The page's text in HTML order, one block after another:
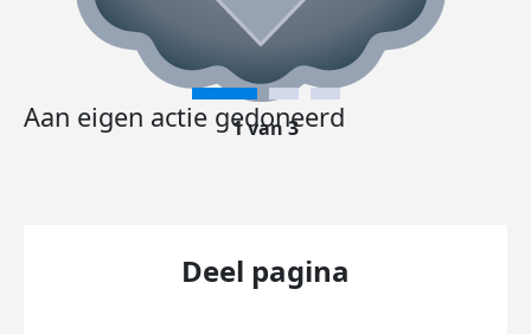
Aan eigen actie gedoneerd
1 van 3
Deel pagina